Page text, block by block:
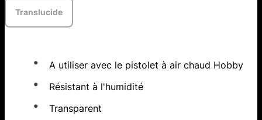
Translucide
A utiliser avec le pistolet à air chaud Hobby
Résistant à l'humidité
Transparent